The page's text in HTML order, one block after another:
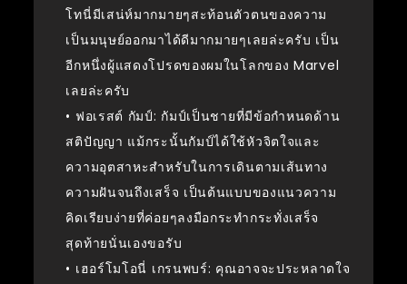
โทนี่มีเสน่ห์มากมายๆสะท้อนตัวตนของความ
เป็นมนุษย์ออกมาได้ดีมากมายๆเลยล่ะครับ เป็น
อีกหนึ่งผู้แสดงโปรดของผมในโลกของ Marvel
เลยล่ะครับ
• ฟอเรสต์ กัมป์: กัมป์เป็นชายที่มีข้อกำหนดด้าน
สติปัญญา แม้กระนั้นกัมป์ได้ใช้หัวจิตใจและ
ความอุตสาหะสำหรับในการเดินตามเส้นทาง
ความฝันจนถึงเสร็จ เป็นต้นแบบของแนวความ
คิดเรียบง่ายที่ค่อยๆลงมือกระทำกระทั่งเสร็จ
สุดท้ายนั่นเองขอรับ
• เฮอร์โมโอนี่ เกรนพบร์: คุณอาจจะประหลาดใจ